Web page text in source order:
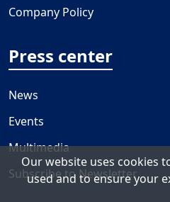
Company Policy
Press center
News
Events
Multimedia
Subscribe to Newsletter
Our website uses cookies
used and to ensure your